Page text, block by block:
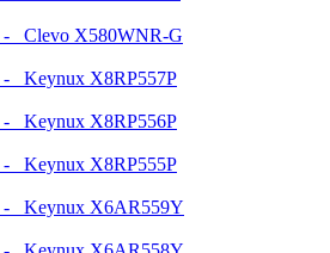
Clevo X580WNR-G
Keynux X8RP557P
Keynux X8RP556P
Keynux X8RP555P
Keynux X6AR559Y